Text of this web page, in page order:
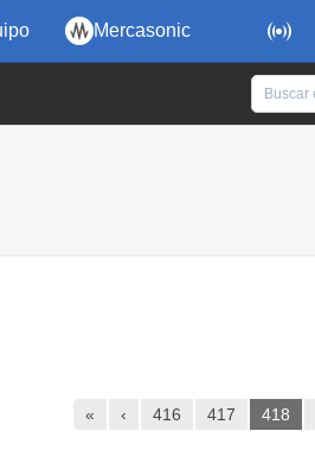

Mercasonic
« ‹ 416 417 418